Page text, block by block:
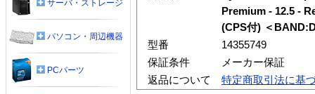
Premium - 12.5 -
(CPS付) ＜
型番
14355749
保証条件
メーカー保証
返品について
特定商取引法に基
サーバ・ストレージ
パソコン・周辺機器
PCパーツ